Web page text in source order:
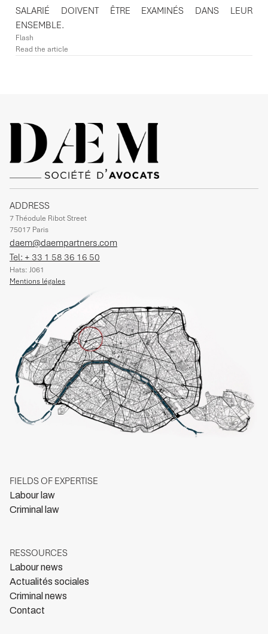
SALARIÉ DOIVENT ÊTRE EXAMINÉS DANS LEUR
ENSEMBLE.
Flash
Read the article
ADDRESS
7 Théodule Ribot Street
75017 Paris
daem@daempartners.com
Tel: + 33 1 58 36 16 50
Hats: J061
Mentions légales
FIELDS OF EXPERTISE
Labour law
Criminal law
RESSOURCES
Labour news
Actualités sociales
Criminal news
Contact